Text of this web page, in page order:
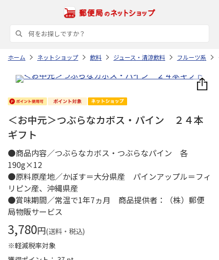
ホーム ネットショップ 飲料 ジュース・清涼飲料 フルーツ系
＜お中元＞つぶらなカボス・パイン ２４本
ギフト
●商品内容／つぶらなカボス・つぶらなパイン 各
190g×12
●原料原産地／かぼす＝大分県産 パインアップル＝フィ
リピン産、沖縄県産
●賞味期間／常温で1年7ヵ月 商品提供者：（株）郵便
局物販サービス
3,780円(送料・税込)
※軽減税率対象